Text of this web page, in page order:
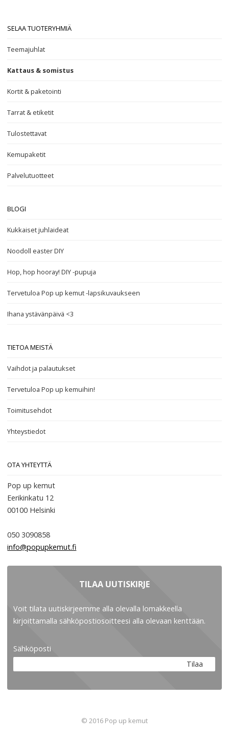
SELAA TUOTERYHMIÄ
Teemajuhlat
Kattaus & somistus
Kortit & paketointi
Tarrat & etiketit
Tulostettavat
Kemupaketit
Palvelutuotteet
BLOGI
Kukkaiset juhlaideat
Noodoll easter DIY
Hop, hop hooray! DIY -pupuja
Tervetuloa Pop up kemut -lapsikuvaukseen
Ihana ystävänpäivä <3
TIETOA MEISTÄ
Vaihdot ja palautukset
Tervetuloa Pop up kemuihin!
Toimitusehdot
Yhteystiedot
OTA YHTEYTTÄ
Pop up kemut
Eerikinkatu 12
00100 Helsinki
050 3090858
info@popupkemut.fi
TILAA UUTISKIRJE
Voit tilata uutiskirjeemme alla olevalla lomakkeella
kirjoittamalla sähköpostiosoitteesi alla olevaan kenttään.
Sähköposti
Tilaa
© 2016 Pop up kemut